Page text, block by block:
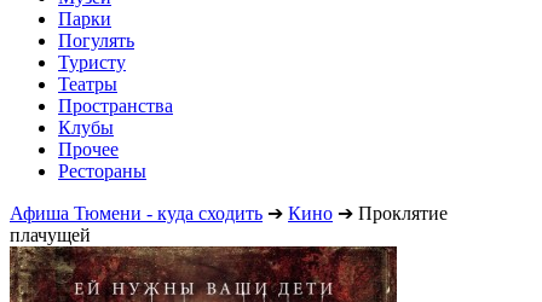
Парки
Погулять
Туристу
Театры
Пространства
Клубы
Прочее
Рестораны
Афиша Тюмени - куда сходить ➔ Кино ➔ Проклятие
плачущей